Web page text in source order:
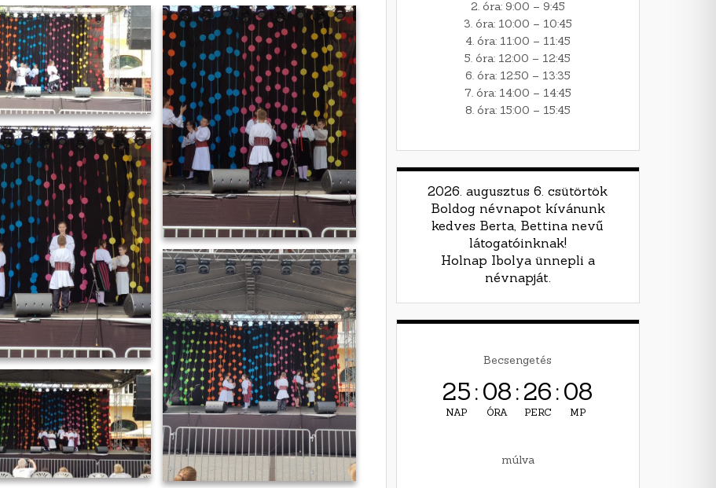
2. óra: 9:00 – 9:45
3. óra: 10:00 – 10:45
4. óra: 11:00 – 11:45
5. óra: 12:00 – 12:45
6. óra: 12:50 – 13:35
7. óra: 14:00 – 14:45
8. óra: 15:00 – 15:45
2026. augusztus 6. csütörtök
Boldog névnapot kívánunk
kedves Berta, Bettina nevű
látogatóinknak!
Holnap Ibolya ünnepli a
névnapját.
Becsengetés
25
NAP
:08
ÓRA
:26
PERC
:06
MP
múlva